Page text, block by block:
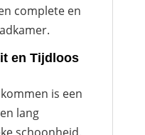
complete en
en Tijdloos
is een
lang